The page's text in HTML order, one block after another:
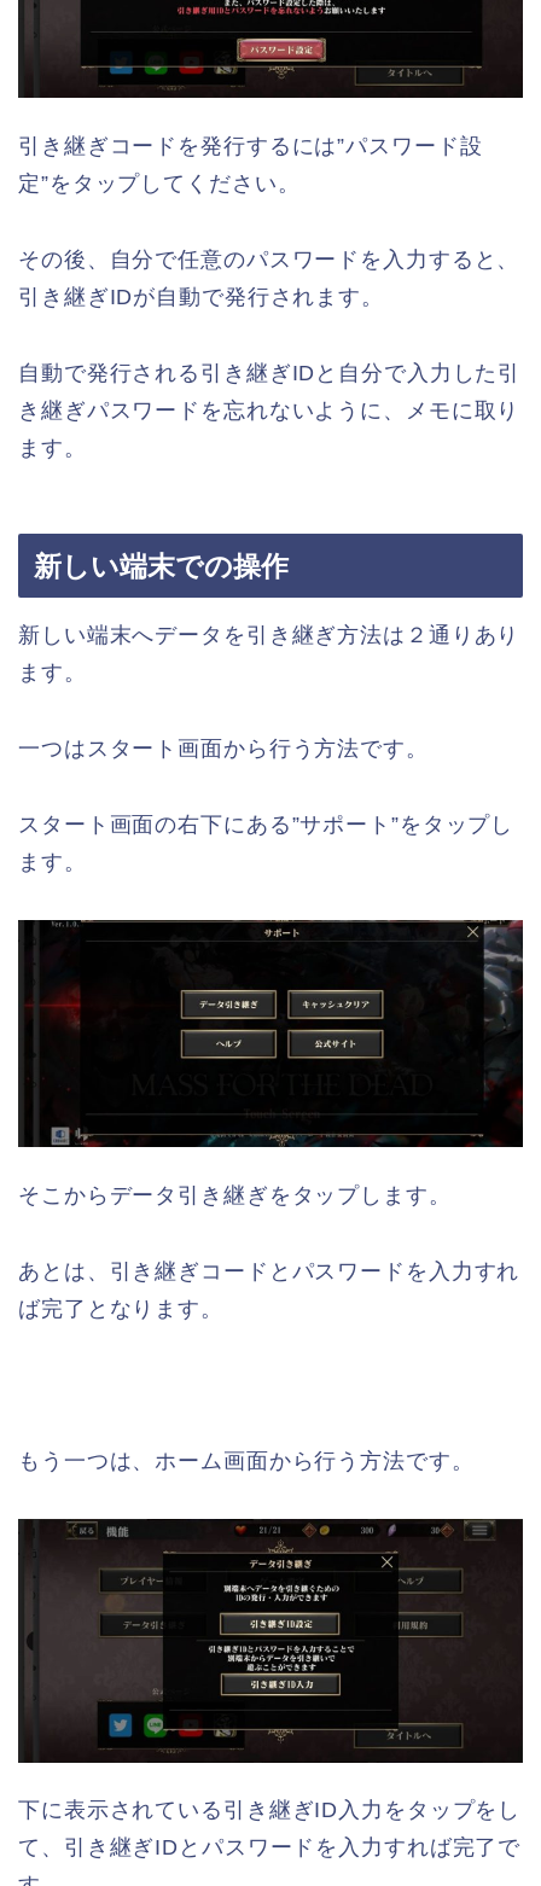
引き継ぎコードを発行するには”パスワード設
定”をタップしてください。
その後、自分で任意のパスワードを入力すると、
引き継ぎIDが自動で発行されます。
自動で発行される引き継ぎIDと自分で入力した引
き継ぎパスワードを忘れないように、メモに取り
ます。
新しい端末での操作
新しい端末へデータを引き継ぎ方法は２通りあり
ます。
一つはスタート画面から行う方法です。
スタート画面の右下にある”サポート”をタップし
ます。
そこからデータ引き継ぎをタップします。
あとは、引き継ぎコードとパスワードを入力すれ
ば完了となります。
もう一つは、ホーム画面から行う方法です。
下に表示されている引き継ぎID入力をタップをし
て、引き継ぎIDとパスワードを入力すれば完了で